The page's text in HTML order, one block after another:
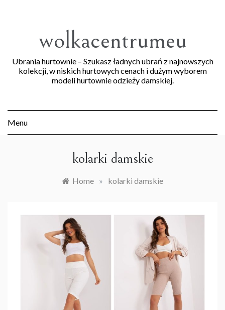
wolkacentrumeu
Ubrania hurtownie – Szukasz ładnych ubrań z najnowszych
kolekcji, w niskich hurtowych cenach i dużym wyborem
modeli hurtownie odzieży damskiej.
Menu
kolarki damskie
Home » kolarki damskie